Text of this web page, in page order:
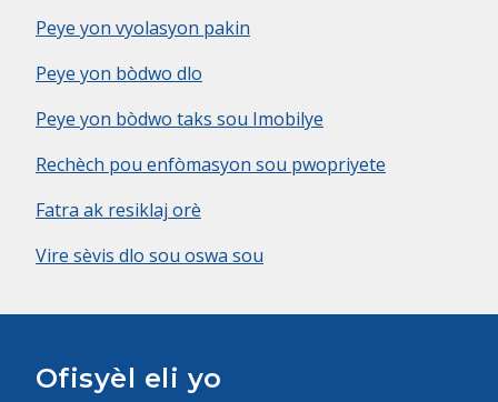
Peye yon vyolasyon pakin
Peye yon bòdwo dlo
Peye yon bòdwo taks sou Imobilye
Rechèch pou enfòmasyon sou pwopriyete
Fatra ak resiklaj orè
Vire sèvis dlo sou oswa sou
Ofisyèl eli yo